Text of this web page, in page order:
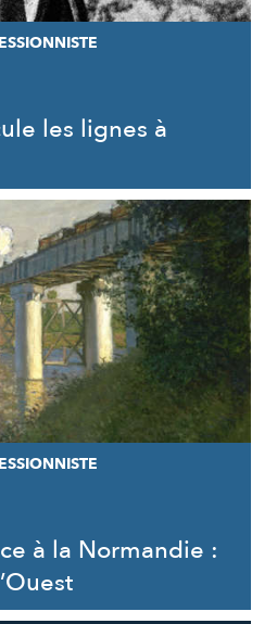
les lignes à
à la Normandie :